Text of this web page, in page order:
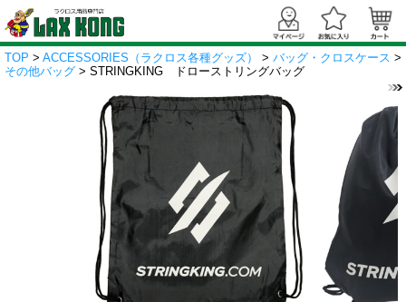
TOP > ACCESSORIES（ラクロス各種グッズ） > バッグ・クロスケース >
その他バッグ > STRINGKING ドローストリングバッグ